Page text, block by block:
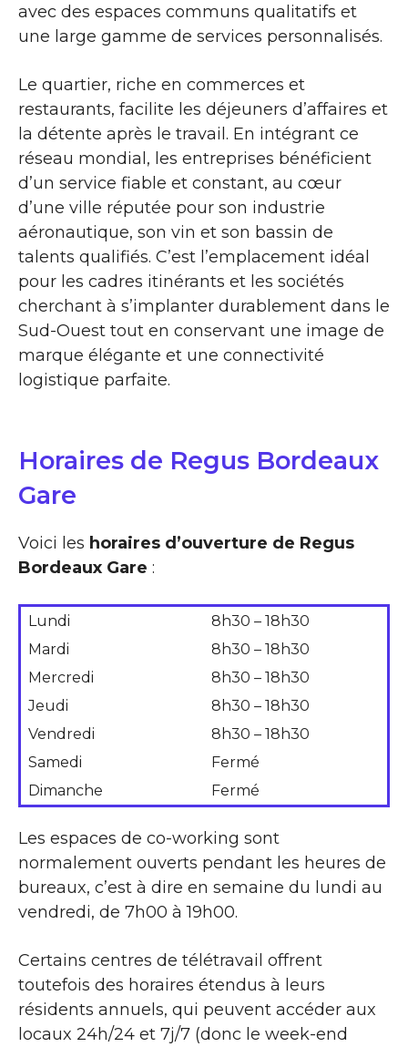
avec des espaces communs qualitatifs et
une large gamme de services personnalisés.
Le quartier, riche en commerces et
restaurants, facilite les déjeuners d’affaires et
la détente après le travail. En intégrant ce
réseau mondial, les entreprises bénéficient
d’un service fiable et constant, au cœur
d’une ville réputée pour son industrie
aéronautique, son vin et son bassin de
talents qualifiés. C’est l’emplacement idéal
pour les cadres itinérants et les sociétés
cherchant à s’implanter durablement dans le
Sud-Ouest tout en conservant une image de
marque élégante et une connectivité
logistique parfaite.
Horaires de Regus Bordeaux
Gare
Voici les horaires d’ouverture de Regus
Bordeaux Gare :
Lundi
8h30 – 18h30
Mardi
8h30 – 18h30
Mercredi
8h30 – 18h30
Jeudi
8h30 – 18h30
Vendredi
8h30 – 18h30
Samedi
Fermé
Dimanche
Fermé
Les espaces de co-working sont
normalement ouverts pendant les heures de
bureaux, c’est à dire en semaine du lundi au
vendredi, de 7h00 à 19h00.
Certains centres de télétravail offrent
toutefois des horaires étendus à leurs
résidents annuels, qui peuvent accéder aux
locaux 24h/24 et 7j/7 (donc le week-end